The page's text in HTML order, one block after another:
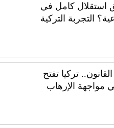
استقلال كامل في
التجربة التركية
تركيا تفتح
مواجهة الإرهاب